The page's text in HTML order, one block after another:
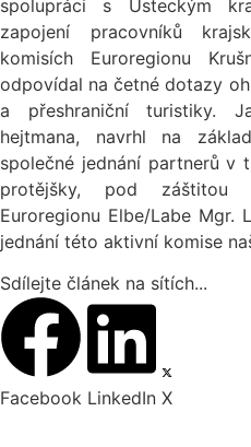
spolupráci s Ústeckým
zapojení pracovníků
komisích Euroregionu
odpovídal na četné dotazy
a přeshraniční turistiky.
hejtmana, navrhl na
společné jednání partnerů v
protějšky, pod záštitou
Euroregionu Elbe/Labe Mgr.
jednání této aktivní komise
Sdílejte článek na sítích...
Facebook LinkedIn X